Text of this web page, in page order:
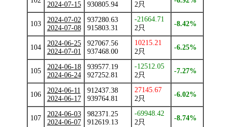
2024-07-15
930805.94
2只
103
2024-07-02
2024-07-08
937280.63
915803.31
-21664.71
2只
-8.42%
104
2024-06-25
2024-07-01
927067.56
937468.00
10215.21
2只
-6.25%
105
2024-06-18
2024-06-24
939577.19
927252.81
-12512.05
2只
-7.27%
106
2024-06-11
2024-06-17
912437.38
939764.81
27145.67
2只
-6.02%
107
2024-06-03
2024-06-07
982371.25
912619.13
-69948.42
2只
-8.74%